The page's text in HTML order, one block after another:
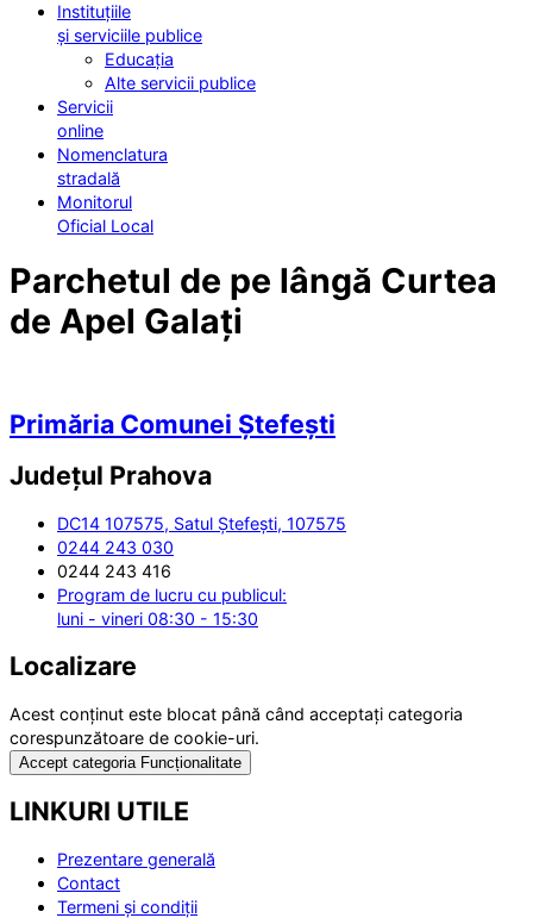
Instituțiile
și serviciile publice
Educația
Alte servicii publice
Servicii
online
Nomenclatura
stradală
Monitorul
Oficial Local
Parchetul de pe lângă Curtea
de Apel Galați
Primăria Comunei Ștefești
Județul Prahova
DC14 107575, Satul Ștefești, 107575
0244 243 030
0244 243 416
Program de lucru cu publicul:
luni - vineri 08:30 - 15:30
Localizare
Acest conținut este blocat până când acceptați categoria
corespunzătoare de cookie-uri.
Accept categoria Funcționalitate
LINKURI UTILE
Prezentare generală
Contact
Termeni și condiții